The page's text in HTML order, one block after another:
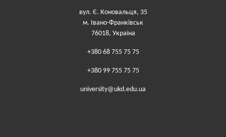
вул. Є. Коновальця, 35
м. Івано-Франківськ
76018, Україна
+380 68 755 75 75
+380 99 755 75 75
university@ukd.edu.ua